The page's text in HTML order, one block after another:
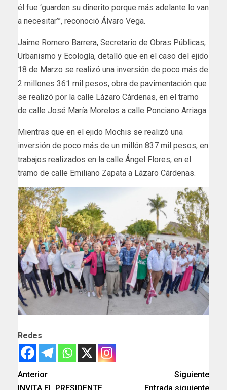
él fue ‘guarden su dinerito porque más adelante lo van
a necesitar’”, reconoció Álvaro Vega.
Jaime Romero Barrera, Secretario de Obras Públicas,
Urbanismo y Ecología, detalló que en el caso del ejido
18 de Marzo se realizó una inversión de poco más de
2 millones 361 mil pesos, obra de pavimentación que
se realizó por la calle Lázaro Cárdenas, en el tramo
de calle José María Morelos a calle Ponciano Arriaga.
Mientras que en el ejido Mochis se realizó una
inversión de poco más de un millón 837 mil pesos, en
trabajos realizados en la calle Ángel Flores, en el
tramo de calle Emiliano Zapata a Lázaro Cárdenas.
Redes
Anterior
Siguiente